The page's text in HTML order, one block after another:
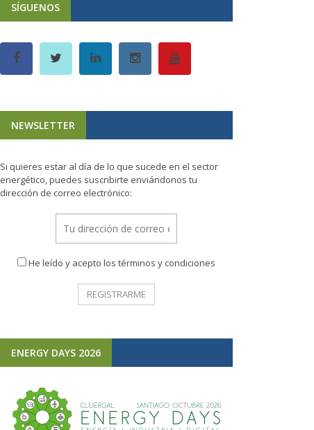
SÍGUENOS
NEWSLETTER
Si quieres estar al día de lo que sucede en el sector
energético, puedes suscribirte enviándonos tu
dirección de correo electrónico:
He leído y acepto los términos y condiciones
ENERGY DAYS 2026